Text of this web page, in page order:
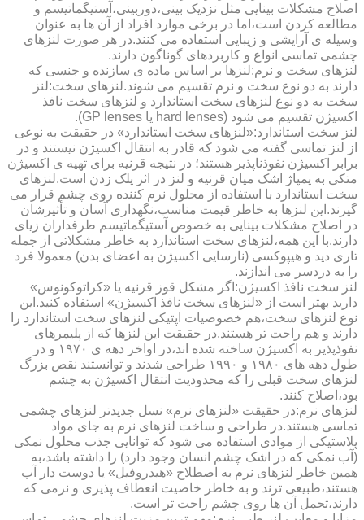
اصلاح مشکلات بینایی مثل نزدیک بینی،دوربینی،آستیگماتیسم و
مطالعه کردن است،اما در برخی موارد افراد از آن ها به عنوان
وسیله ی آرایشی و زیبایی استفاده می کنند.در هر صورت لنزهای
چشمی تماسی انواع و کاربردهای گوناگون دارند.
لنزهای سخت و نرم:لنزها بر اساس ماده ی سازنده و جنسی که
دارند به دو نوع سخت و نرم تقسیم می شوند.لنزهای سخت:لنز
سخت به دو نوع لنزهای سخت استاندارد و لنزهای سخت نافذ
اکسیژن تقسیم می شود (hard lenses یا GP lenses).
لنز سخت استاندارد:«لنزهای سخت استاندارد» در حقیقت به نوعی
از لنز تماسی گفته می شود که قادر به انتقال اکسیژن نیستند و در
برابر اکسیژن نفوذناپذیر هستند؛ در نتیجه قرنیه برای تهیه ی اکسیژن
متکی به پمپاژ اشک میان قرنیه و لنز در اثر پلک زدن است.لنزهای
سخت استاندارد با استفاده از محلول نرم کننده روی چشم قرار می
گیرند.این لنزها به خاطر قیمت مناسب،نگهداری آسان و تأثیرشان
در اصلاح مشکلات بینایی به خصوص آستیگماتیسم طرفداران زیای
دارند.با این همه،لنزهای سخت استاندارد به خاطر مشکلاتی از جمله
تاری دید و هیپوکسی (نارسایی اکسیژن به اعضای بدن) معمولا فرد
را به دردسر می اندازند.
لنز سخت نافذ اکسیژن:اگر مشکل قوز قرنیه یا «کراتوکونوس»
دارید بهتر است از «لنزهای سخت نافذ اکسیژن» استفاده کنید.این
نوع لنزهای سخت،هم خصوصیات اپتیکی لنزهای سخت استاندارد را
دارند و هم راحت تر هستند.در حقیقت این لنزها که از پلیمرهای
نفوذپذیر به اکسیژن ساخته شده اند،در اواخر دهه ی ۱۹۷۰ و در
طول دهه های ۱۹۸۰ و ۱۹۹۰ طراحی شدند و توانستند نقص بزرگ
لنزهای سخت قبلی را که محدودیت انتقال اکسیژن به چشم
بود،اصلاح کنند.
لنزهای نرم:در حقیقت «لنزهای نرم» نسل جدیدتر لنزهای چشمی
تماسی هستند.در طراحی و ساخت لنزهای نرم به جای مواد
پلاستیکی از موادی استفاده می شود که توانایی جذب محلول نمکی
(آب نمکی که در اشک چشم انسان وجود دارد) را داشته باشد،به
همین خاطر لنزهای نرم به اصطلاح «هیدروفیل» یا دوست دار آب
هستند،طبیعی ترند و به خاطر خاصیت انعطاف پذیری و نرمی که
دارند،تحمل آن ها روی چشم راحت تر است.